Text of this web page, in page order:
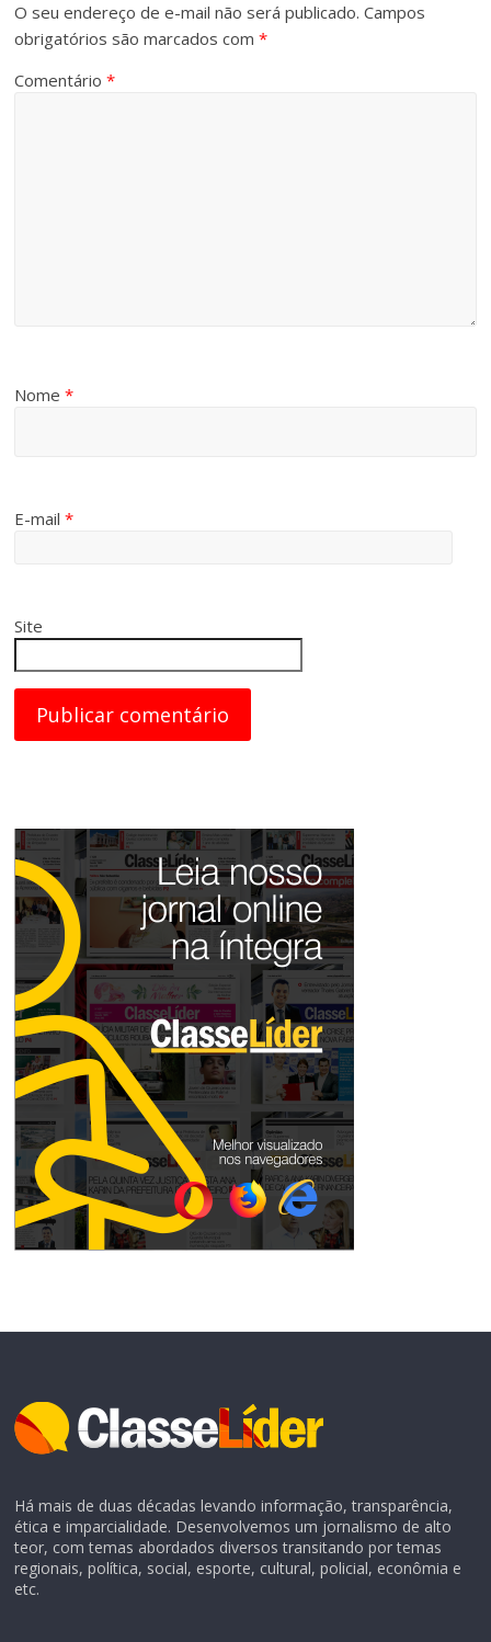
O seu endereço de e-mail não será publicado. Campos
obrigatórios são marcados com*
Comentário*
Nome*
E-mail*
Site
Há mais de duas décadas levando informação, transparência,
ética e imparcialidade. Desenvolvemos um jornalismo de alto
teor, com temas abordados diversos transitando por temas
regionais, política, social, esporte, cultural, policial, econômia e
etc.